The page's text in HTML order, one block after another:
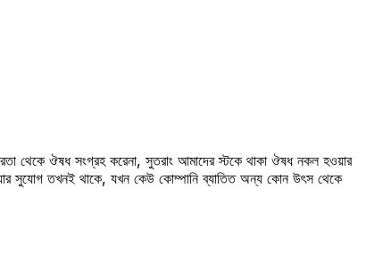
থেকে ঔষধ সংগ্রহ করেনা, সুতরাং আমাদের স্টকে থাকা ঔষধ নকল হওয়ার
সুযোগ তখনই থাকে, যখন কেউ কোম্পানি ব্যাতিত অন্য কোন উৎস থেকে